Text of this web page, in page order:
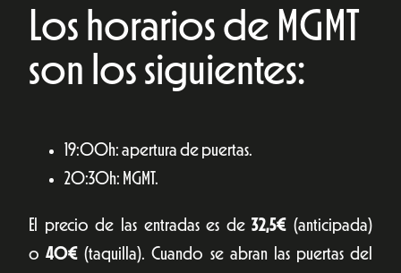
Los horarios de MGMT
son los siguientes:
19:00h: apertura de puertas.
20:30h: MGMT.
El precio de las entradas es de32,5€ (anticipada)
o40€ (taquilla). Cuando se abran las puertas del